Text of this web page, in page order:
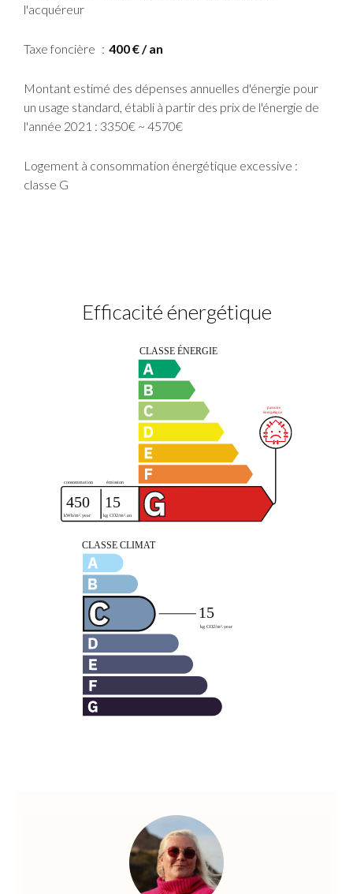
l'acquéreur
Taxe foncière 400 € / an
Montant estimé des dépenses annuelles d'énergie pour
un usage standard, établi à partir des prix de l'énergie de
l'année 2021 : 3350€ ~ 4570€
Logement à consommation énergétique excessive :
classe G
Efficacité énergétique